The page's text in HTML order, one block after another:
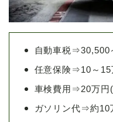
自動車税⇒30,500
任意保険⇒10～15
車検費用⇒20万円
ガソリン代⇒約10